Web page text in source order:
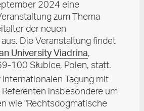
2024 eine
zum Thema
der neuen
aus. Die Veranstaltung findet
University Viadrina,
100 Słubice, Polen, statt.
internationalen Tagung mit
insbesondere um
wie "Rechtsdogmatische